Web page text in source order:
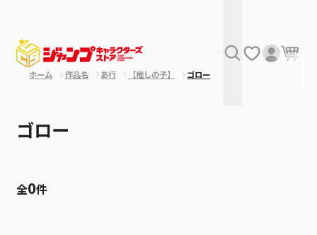
ホーム 作品名 あ行 【推しの子】 ゴロー
ゴロー
全0件